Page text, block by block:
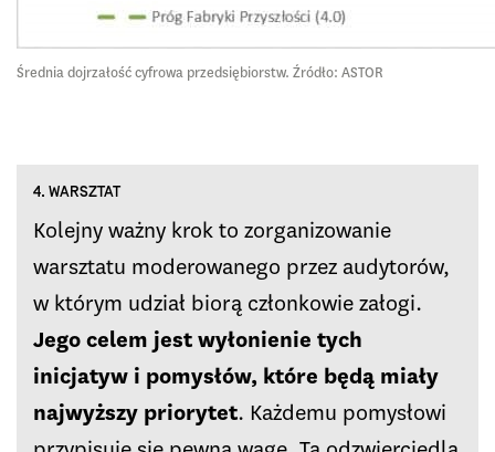
Średnia dojrzałość cyfrowa przedsiębiorstw. Źródło: ASTOR
4. WARSZTAT
Kolejny ważny krok to zorganizowanie
warsztatu moderowanego przez audytorów,
w którym udział biorą członkowie załogi.
Jego celem jest wyłonienie tych
inicjatyw i pomysłów, które będą miały
najwyższy priorytet. Każdemu pomysłowi